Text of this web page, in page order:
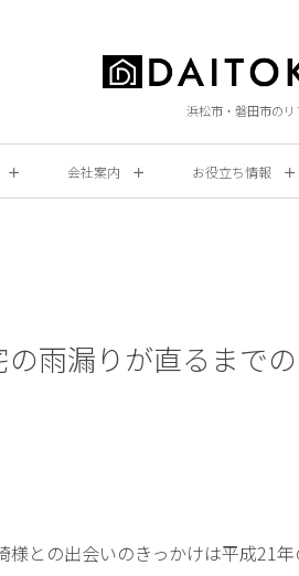
浜松市・磐田市の
会社案内 お役立ち情報
雨漏りが直るまで
様との出会いのきっかけは平成21